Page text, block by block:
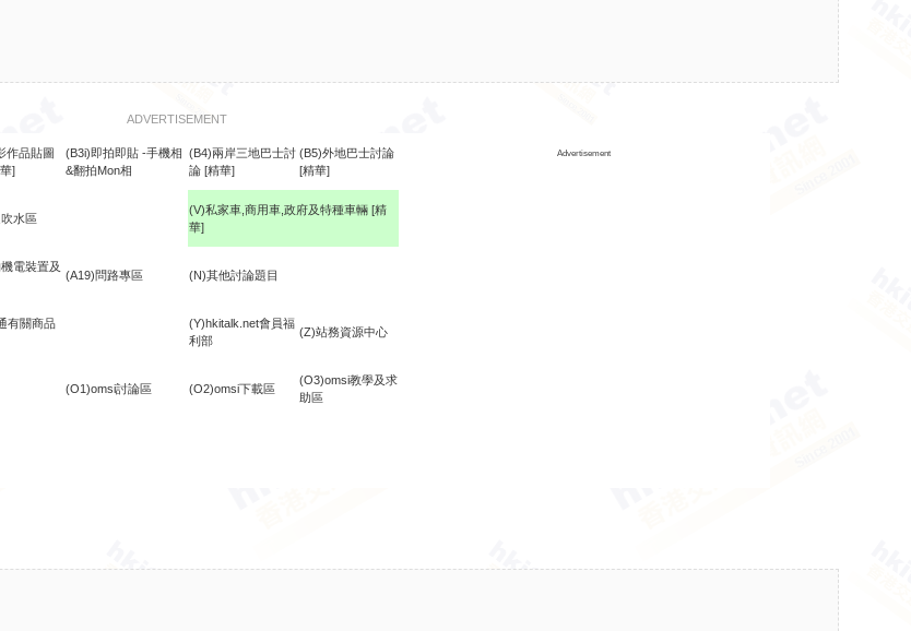
ADVERTISEMENT
作品貼圖
]
(B3i)即拍即貼 -手機相
&翻拍Mon相
(B4)兩岸三地巴士討
論 [精華]
(B5)外地巴士討論
[精華]
Advertisement
水區
(V)私家車,商用車,政府及特種車輛 [精
華]
電裝置及
(A19)問路專區 (N)其他討論題目
有關商品
(Y)hkitalk.net會員福
利部
(Z)站務資源中心
(O1)omsi討論區 (O2)omsi下載區
(O3)omsi教學及求
助區